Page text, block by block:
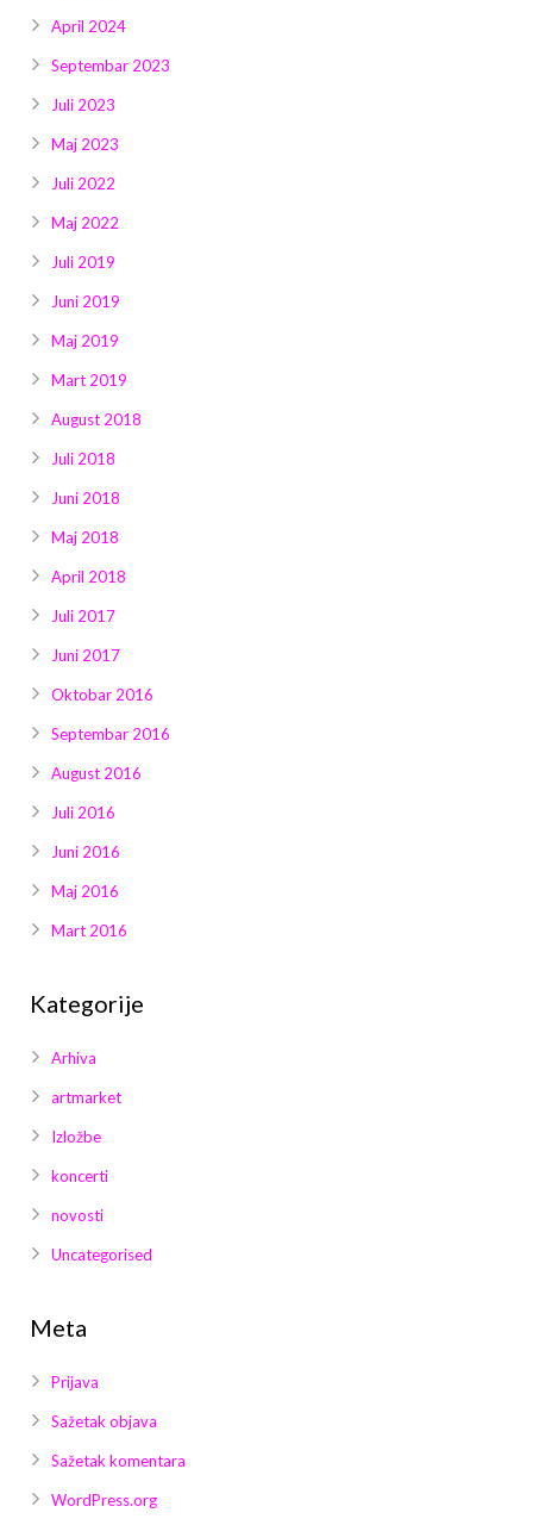
April 2024
Septembar 2023
Juli 2023
Maj 2023
Juli 2022
Maj 2022
Juli 2019
Juni 2019
Maj 2019
Mart 2019
August 2018
Juli 2018
Juni 2018
Maj 2018
April 2018
Juli 2017
Juni 2017
Oktobar 2016
Septembar 2016
August 2016
Juli 2016
Juni 2016
Maj 2016
Mart 2016
Kategorije
Arhiva
artmarket
Izložbe
koncerti
novosti
Uncategorised
Meta
Prijava
Sažetak objava
Sažetak komentara
WordPress.org